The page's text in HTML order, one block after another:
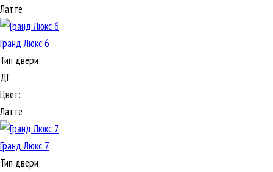
Латте
Гранд Люкс 6
Тип двери:
ДГ
Цвет:
Латте
Гранд Люкс 7
Тип двери: